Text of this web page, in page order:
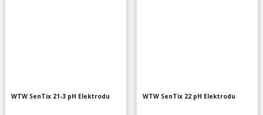
WTW SenTix 21-3 pH Elektrodu WTW SenTix 22 pH Elektrodu